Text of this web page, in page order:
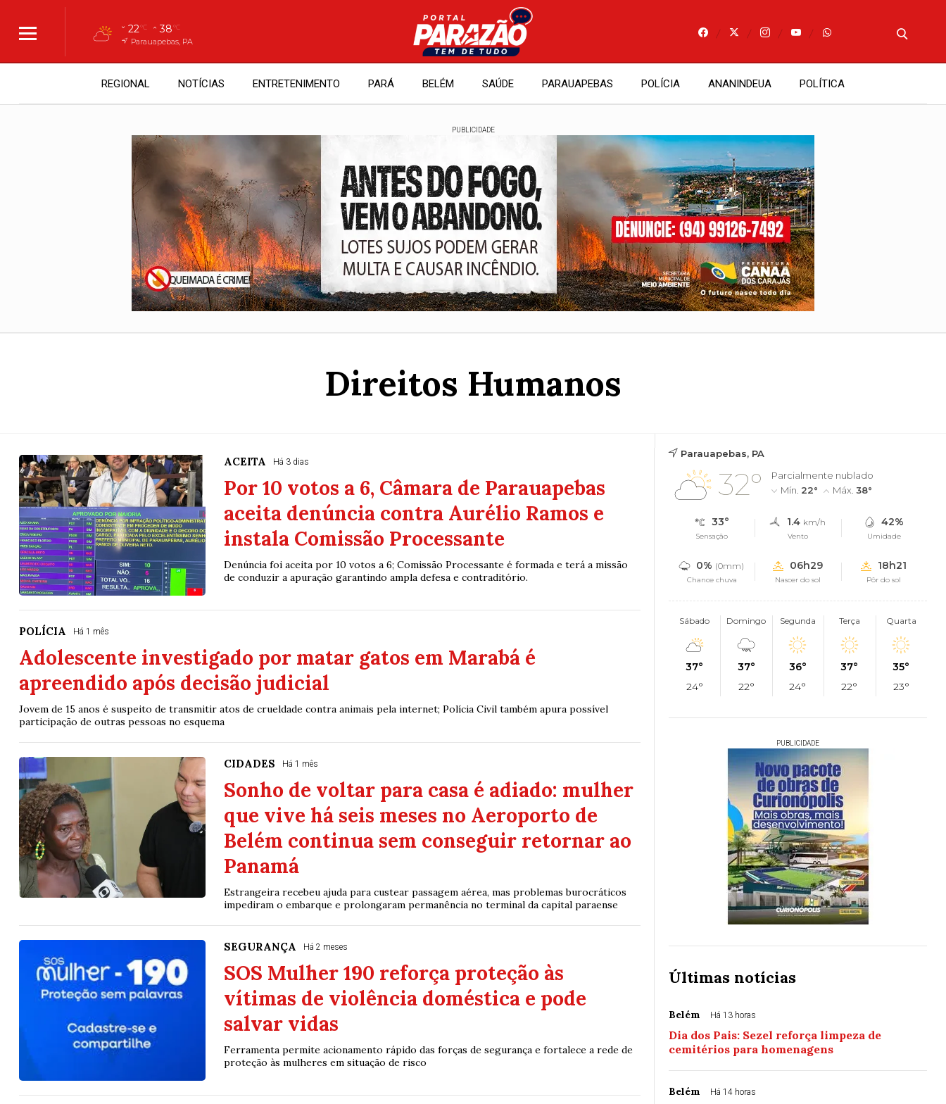
22°C 38°C
Parauapebas, PA
REGIONAL NOTÍCIAS ENTRETENIMENTO PARÁ BELÉM SAÚDE PARAUAPEBAS POLÍCIA ANANINDEUA POLÍTICA
PUBLICIDADE
Direitos Humanos
ACEITA Há 3 dias
Por 10 votos a 6, Câmara de Parauapebas
aceita denúncia contra Aurélio Ramos e
instala Comissão Processante
Denúncia foi aceita por 10 votos a 6; Comissão Processante é formada e terá a missão
de conduzir a apuração garantindo ampla defesa e contraditório.
POLÍCIA Há 1 mês
Adolescente investigado por matar gatos em Marabá é
apreendido após decisão judicial
Jovem de 15 anos é suspeito de transmitir atos de crueldade contra animais pela internet; Polícia Civil também apura possível
participação de outras pessoas no esquema
CIDADES Há 1 mês
Sonho de voltar para casa é adiado: mulher
que vive há seis meses no Aeroporto de
Belém continua sem conseguir retornar ao
Panamá
Estrangeira recebeu ajuda para custear passagem aérea, mas problemas burocráticos
impediram o embarque e prolongaram permanência no terminal da capital paraense
SEGURANÇA Há 2 meses
SOS Mulher 190 reforça proteção às
vítimas de violência doméstica e pode
salvar vidas
Ferramenta permite acionamento rápido das forças de segurança e fortalece a rede de
proteção às mulheres em situação de risco
Parauapebas, PA
32°
Parcialmente nublado
Mín. 22° Máx. 38°
33°
Sensação
1.4 km/h
Vento
42%
Umidade
0% (0mm)
Chance chuva
06h29
Nascer do sol
18h21
Pôr do sol
Sábado
37°
24°
Domingo
37°
22°
Segunda
36°
24°
Terça
37°
22°
Quarta
35°
23°
PUBLICIDADE
Últimas notícias
Belém Há 13 horas
Dia dos Pais: Sezel reforça limpeza de
cemitérios para homenagens
Belém Há 14 horas